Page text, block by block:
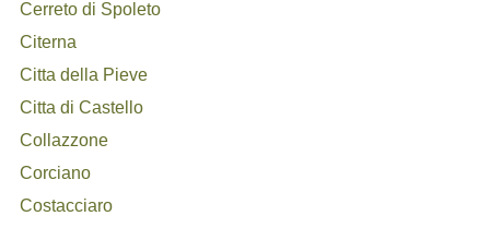
Cerreto di Spoleto
Citerna
Citta della Pieve
Citta di Castello
Collazzone
Corciano
Costacciaro